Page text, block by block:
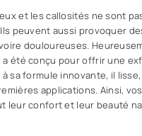
et les callosités ne sont
peuvent aussi provoquer
douloureuses.
a été conçu pour offrir une
sa formule innovante, il
applications. Ainsi,
leur confort et leur beauté